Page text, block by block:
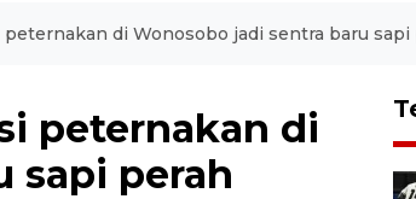
di Wonosobo jadi sentra baru sapi
peternakan di
sapi perah